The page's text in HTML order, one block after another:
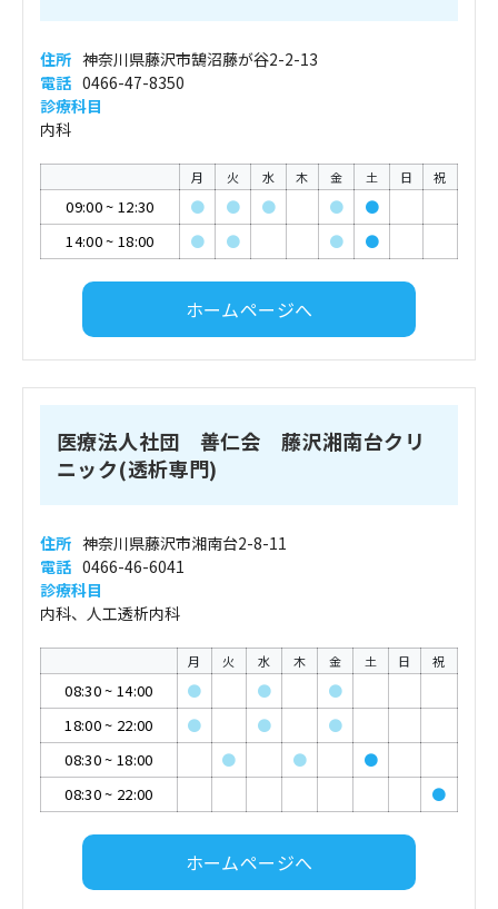
住所 神奈川県藤沢市鵠沼藤が谷2-2-13
電話 0466-47-8350
診療科目
内科
月 火 水 木 金 土 日 祝
09:00~ 12:30 ● ● ● ●
●
14:00~ 18:00 ● ● ● ●
ホームページへ
医療法人社団 善仁会 藤沢湘南台クリ
ニック(透析専門)
住所 神奈川県藤沢市湘南台2-8-11
電話 0466-46-6041
診療科目
内科、人工透析内科
月 火 水 木 金 土 日 祝
08:30~ 14:00 ● ●
●
18:00~ 22:00 ● ●
●
08:30~ 18:00 ● ●
●
08:30~ 22:00 ●
ホームページへ